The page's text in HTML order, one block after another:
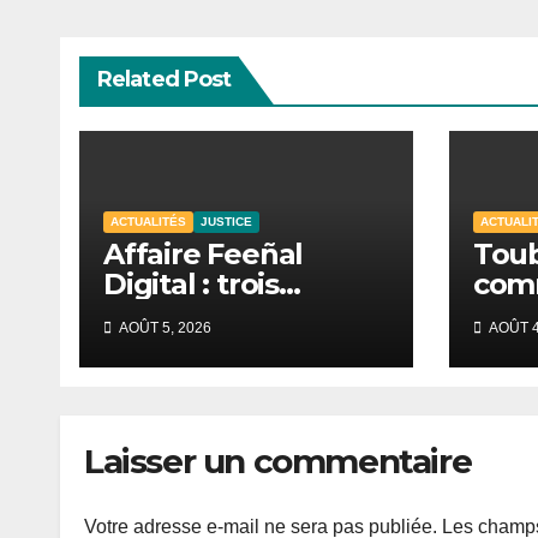
Related Post
ACTUALITÉS JUSTICE
Affaire Feeñal
Digital : trois
chroniqueurs
condamnés à des
peines de prison
AOÛT 5, 2026
ses
AOÛT
Laisser un commentaire
Votre adresse e-mail ne sera pas publiée. Les